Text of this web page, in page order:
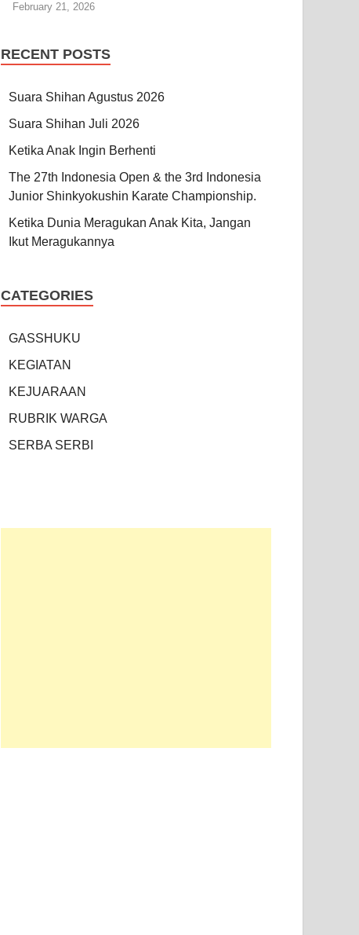
February 21, 2026
RECENT POSTS
Suara Shihan Agustus 2026
Suara Shihan Juli 2026
Ketika Anak Ingin Berhenti
The 27th Indonesia Open & the 3rd Indonesia
Junior Shinkyokushin Karate Championship.
Ketika Dunia Meragukan Anak Kita, Jangan
Ikut Meragukannya
CATEGORIES
GASSHUKU
KEGIATAN
KEJUARAAN
RUBRIK WARGA
SERBA SERBI